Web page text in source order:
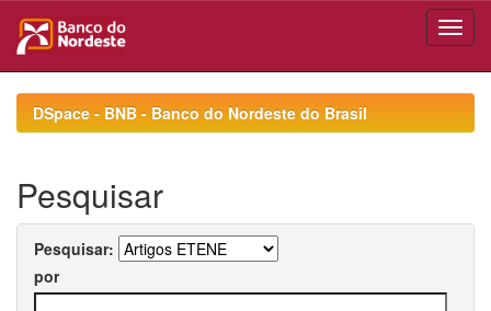
navigationDSpace - BNB - Banco do Nordeste do Brasil
Pesquisar
Pesquisar:
por